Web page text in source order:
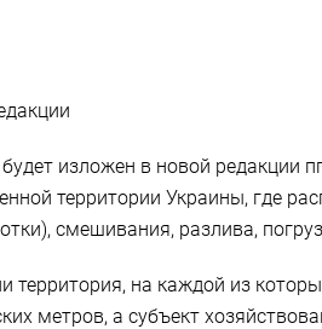
изложен в новой редакции
территории Украины, где
смешивания, разлива,
на каждой из
метров, а субъект